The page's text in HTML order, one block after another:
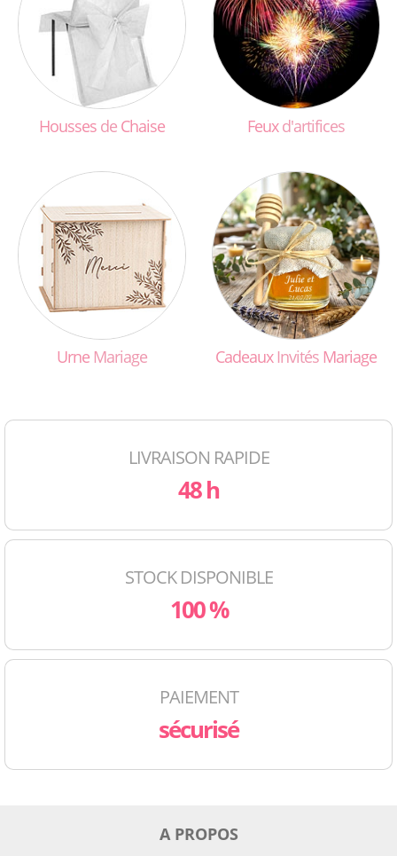
Housses deChaise Feuxd'artifices
Urne Mariage CadeauxInvitésMariage
LIVRAISON RAPIDE
48 h
STOCK DISPONIBLE
100 %
PAIEMENT
sécurisé
A PROPOS